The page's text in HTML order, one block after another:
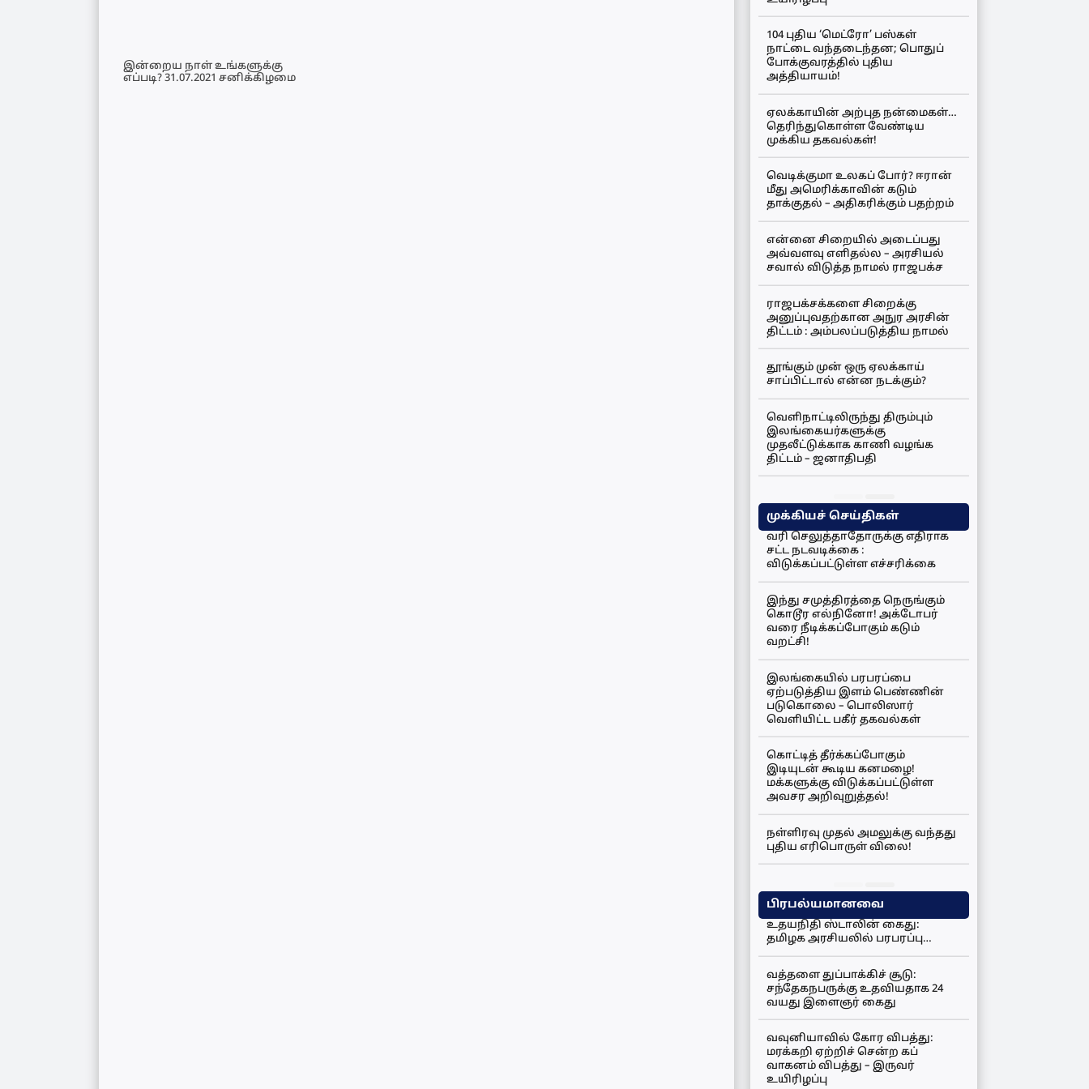
இன்றைய நாள் உங்களுக்கு
எப்படி? 31.07.2021 சனிக்கிழமை
104 புதிய ‘மெட்ரோ’ பஸ்கள்
நாட்டை வந்தடைந்தன; பொதுப்
போக்குவரத்தில் புதிய
அத்தியாயம்!
ஏலக்காயின் அற்புத நன்மைகள்…
தெரிந்துகொள்ள வேண்டிய
முக்கிய தகவல்கள்!
வெடிக்குமா உலகப் போர்? ஈரான்
மீது அமெரிக்காவின் கடும்
தாக்குதல் – அதிகரிக்கும் பதற்றம்
என்னை சிறையில் அடைப்பது
அவ்வளவு எளிதல்ல – அரசியல்
சவால் விடுத்த நாமல் ராஜபக்ச
ராஜபக்சக்களை சிறைக்கு
அனுப்புவதற்கான அநுர அரசின்
திட்டம் : அம்பலப்படுத்திய நாமல்
தூங்கும் முன் ஒரு ஏலக்காய்
சாப்பிட்டால் என்ன நடக்கும்?
வெளிநாட்டிலிருந்து திரும்பும்
இலங்கையர்களுக்கு
முதலீட்டுக்காக காணி வழங்க
திட்டம் – ஜனாதிபதி
முக்கியச் செய்திகள்
வரி செலுத்தாதோருக்கு எதிராக
சட்ட நடவடிக்கை :
விடுக்கப்பட்டுள்ள எச்சரிக்கை
இந்து சமுத்திரத்தை நெருங்கும்
கொடூர எல்நினோ! அக்டோபர்
வரை நீடிக்கப்போகும் கடும்
வறட்சி!
இலங்கையில் பரபரப்பை
ஏற்படுத்திய இளம் பெண்ணின்
படுகொலை – பொலிஸார்
வெளியிட்ட பகீர் தகவல்கள்
கொட்டித் தீர்க்கப்போகும்
இடியுடன் கூடிய கனமழை!
மக்களுக்கு விடுக்கப்பட்டுள்ள
அவசர அறிவுறுத்தல்!
நள்ளிரவு முதல் அமலுக்கு வந்தது
புதிய எரிபொருள் விலை!
பிரபல்யமானவை
உதயநிதி ஸ்டாலின் கைது:
தமிழக அரசியலில் பரபரப்பு…
வத்தளை துப்பாக்கிச் சூடு:
சந்தேகநபருக்கு உதவியதாக 24
வயது இளைஞர் கைது
வவுனியாவில் கோர விபத்து:
மரக்கறி ஏற்றிச் சென்ற கப்
வாகனம் விபத்து – இருவர்
உயிரிழப்பு